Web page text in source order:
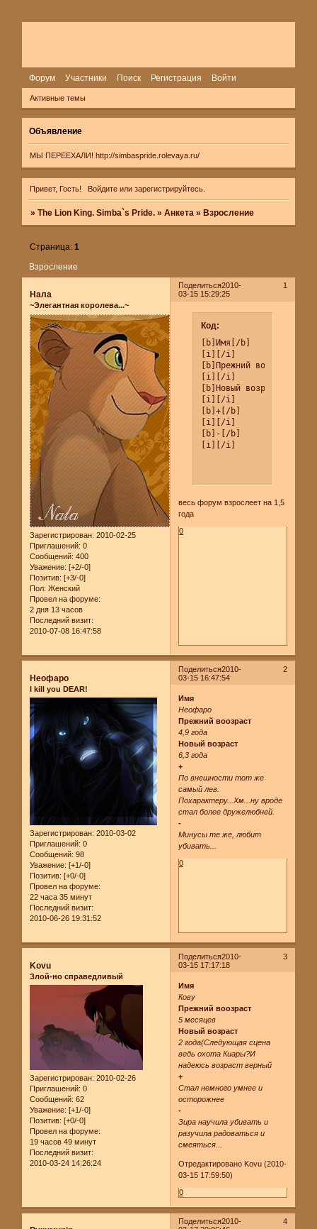
Форум Участники Поиск Регистрация Войти
Активные темы
Объявление
МЫ ПЕРЕЕХАЛИ! http://simbaspride.rolevaya.ru/
Привет, Гость! Войдитеили зарегистрируйтесь.
»The Lion King. Simba`s Pride. »Анкета » Взросление
Взросление
Страница:1
Поделиться 1
2010-
03-15 15:29:25
Нала
~Элегантная королева...~
Зарегистрирован: 2010-02-25
Приглашений: 0
Сообщений: 400
Уважение: [+2/-0]
Позитив: [+3/-0]
Пол: Женский
Провел на форуме:
2 дня 13 часов
Последний визит:
2010-07-08 16:47:58
Код:
[b]Имя[/b]
[i][/i]
[b]Прежний воозраст[/b]
[i][/i]
[b]Новый возраст[/b]
[i][/i]
[b]+[/b]
[i][/i]
[b]-[/b]
[i][/i]
весь форум взрослеет на 1,5
года
0
Поделиться 2
2010-
03-15 16:47:54
Неофаро
I kill you DEAR!
Зарегистрирован: 2010-03-02
Приглашений: 0
Сообщений: 98
Уважение: [+1/-0]
Позитив: [+0/-0]
Провел на форуме:
22 часа 35 минут
Последний визит:
2010-06-26 19:31:52
Имя
Неофаро
Прежний воозраст
4,9 года
Новый возраст
6,3 года
+
По внешности тот же
самый лев.
Похарактеру...Хм...ну вроде
стал более дружелюбней.
-
Минусы те же, любит
убивать...
0
Поделиться 3
2010-
03-15 17:17:18
Kovu
Злой-но справедливый
Зарегистрирован: 2010-02-26
Приглашений: 0
Сообщений: 62
Уважение: [+1/-0]
Позитив: [+0/-0]
Провел на форуме:
19 часов 49 минут
Последний визит:
2010-03-24 14:26:24
Имя
Кову
Прежний воозраст
5 месяцев
Новый возраст
2 года(Следующая сцена
ведь охота Киары?И
надеюсь возраст верный
+
Стал немного умнее и
осторожнее
-
Зира научила убивать и
разучила радоваться и
смеяться...
Отредактировано Kovu (2010-
03-15 17:59:50)
0
Поделиться 4
2010-